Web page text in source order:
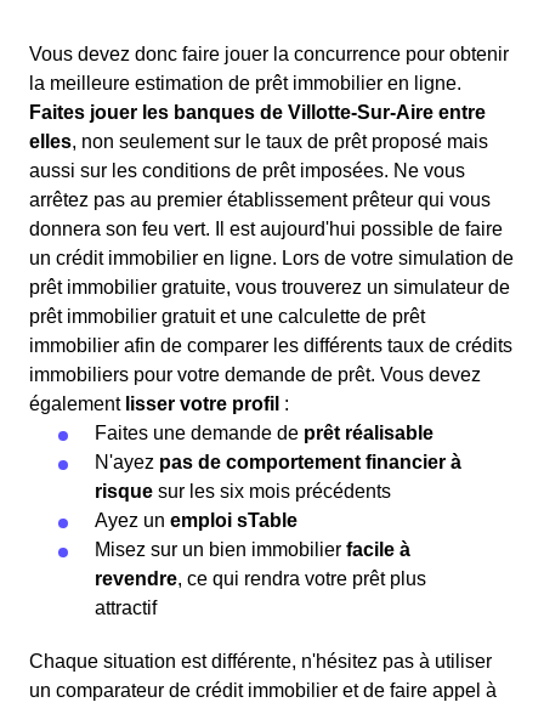
Vous devez donc faire jouer la concurrence pour obtenir
la meilleure estimation de prêt immobilier en ligne.
Faites jouer les banques de Villotte-Sur-Aire entre
elles, non seulement sur le taux de prêt proposé mais
aussi sur les conditions de prêt imposées. Ne vous
arrêtez pas au premier établissement prêteur qui vous
donnera son feu vert. Il est aujourd'hui possible de faire
un crédit immobilier en ligne. Lors de votre simulation de
prêt immobilier gratuite, vous trouverez un simulateur de
prêt immobilier gratuit et une calculette de prêt
immobilier afin de comparer les différents taux de crédits
immobiliers pour votre demande de prêt. Vous devez
également lisser votre profil :
Faites une demande de prêt réalisable
N'ayez pas de comportement financier à
risque sur les six mois précédents
Ayez un emploi sTable
Misez sur un bien immobilier facile à
revendre, ce qui rendra votre prêt plus
attractif
Chaque situation est différente, n'hésitez pas à utiliser
un comparateur de crédit immobilier et de faire appel à